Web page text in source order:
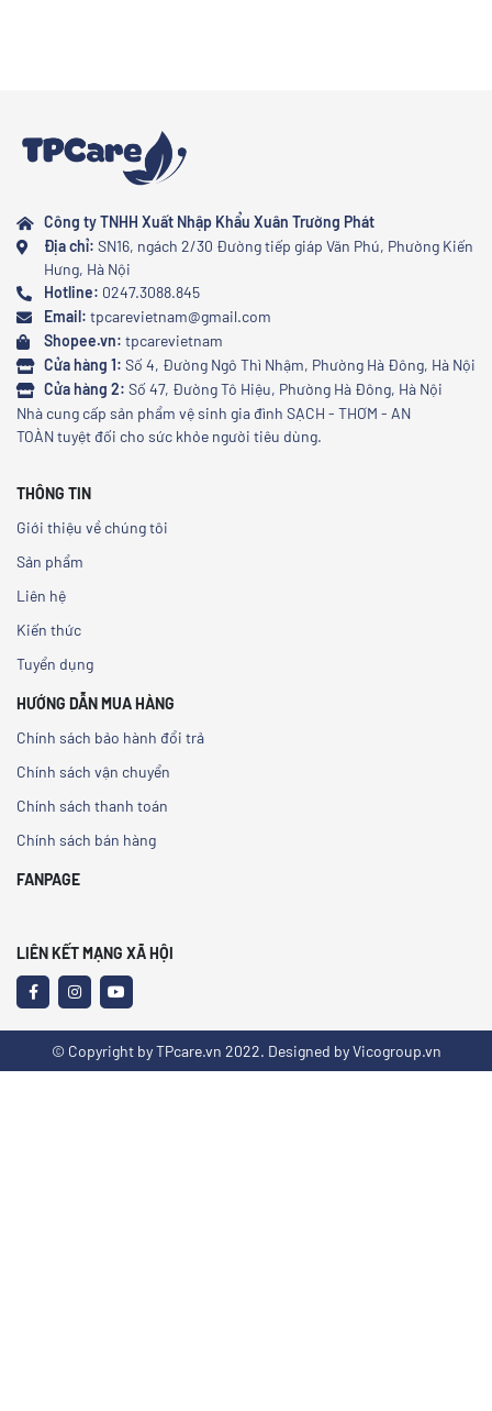
Công ty TNHH Xuất Nhập Khẩu Xuân Trường Phát
Địa chỉ: SN16, ngách 2/30 Đường tiếp giáp Văn Phú, Phường Kiến
Hưng, Hà Nội
Hotline: 0247.3088.845
Email: tpcarevietnam@gmail.com
Shopee.vn: tpcarevietnam
Cửa hàng 1: Số 4, Đường Ngô Thì Nhậm, Phường Hà Đông, Hà Nội
Cửa hàng 2: Số 47, Đường Tô Hiệu, Phường Hà Đông, Hà Nội
Nhà cung cấp sản phẩm vệ sinh gia đình SẠCH - THƠM - AN
TOÀN tuyệt đối cho sức khỏe người tiêu dùng.
THÔNG TIN
Giới thiệu về chúng tôi
Sản phẩm
Liên hệ
Kiến thức
Tuyển dụng
HƯỚNG DẪN MUA HÀNG
Chính sách bảo hành đổi trả
Chính sách vận chuyển
Chính sách thanh toán
Chính sách bán hàng
FANPAGE
LIÊN KẾT MẠNG XÃ HỘI
© Copyright by TPcare.vn 2022. Designed by Vicogroup.vn